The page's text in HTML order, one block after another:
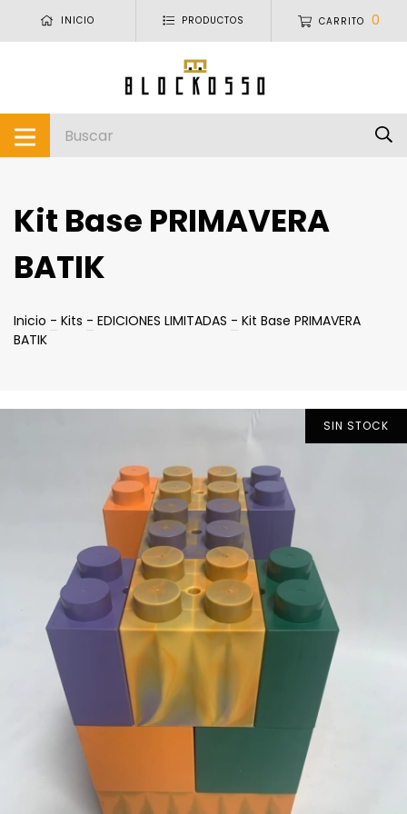
INICIO PRODUCTOS CARRITO 0
Kit Base PRIMAVERA
BATIK
Inicio - Kits - EDICIONES LIMITADAS - Kit Base PRIMAVERA
BATIK
SIN STOCK